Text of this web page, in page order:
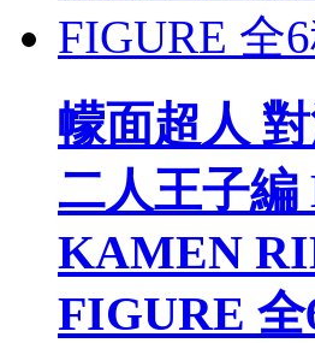
幪面超人
二人王子編
KAMEN
FIGURE 全